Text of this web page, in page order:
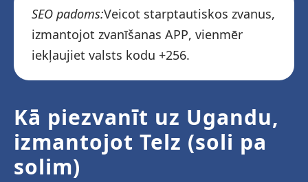
SEO padoms:Veicot starptautiskos zvanus,
izmantojot zvanīšanas APP, vienmēr
iekļaujiet valsts kodu +256.
Kā piezvanīt uz Ugandu,
izmantojot Telz (soli pa
solim)